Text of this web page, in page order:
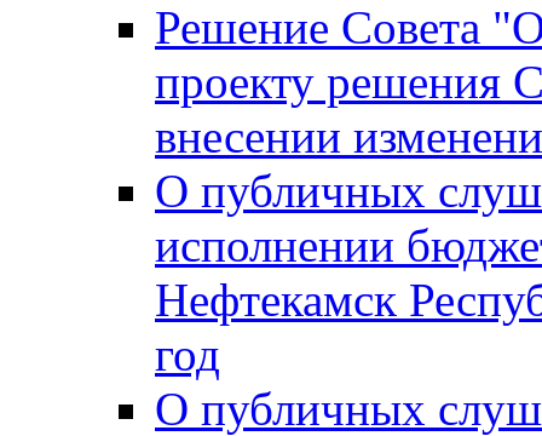
Решение Совета
проекту решения
внесении
О публичных
исполнении
Нефтекамск
год
О публичных